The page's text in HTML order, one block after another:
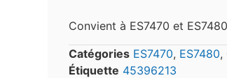
Convient à ES7470 et ES7480
Catégories ES7470, ES7480,
Étiquette 45396213